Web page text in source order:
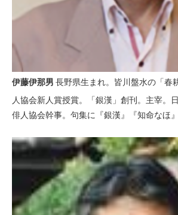
伊藤伊那男 長野県生まれ。皆川盤水の「春
人協会新人賞授賞。「銀漢」創刊。主宰。
俳人協会幹事。句集に『銀漢』『知命なほ』